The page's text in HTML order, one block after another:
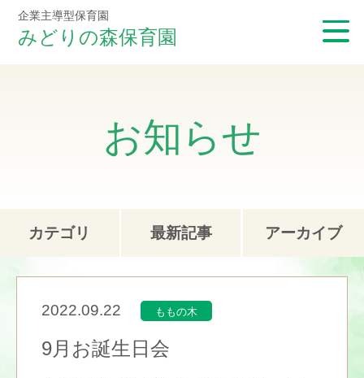
企業主導型保育園
みどりの森保育園
お知らせ
カテゴリ 最新記事 アーカイブ
2022.09.22 ももの木
9月お誕生日会